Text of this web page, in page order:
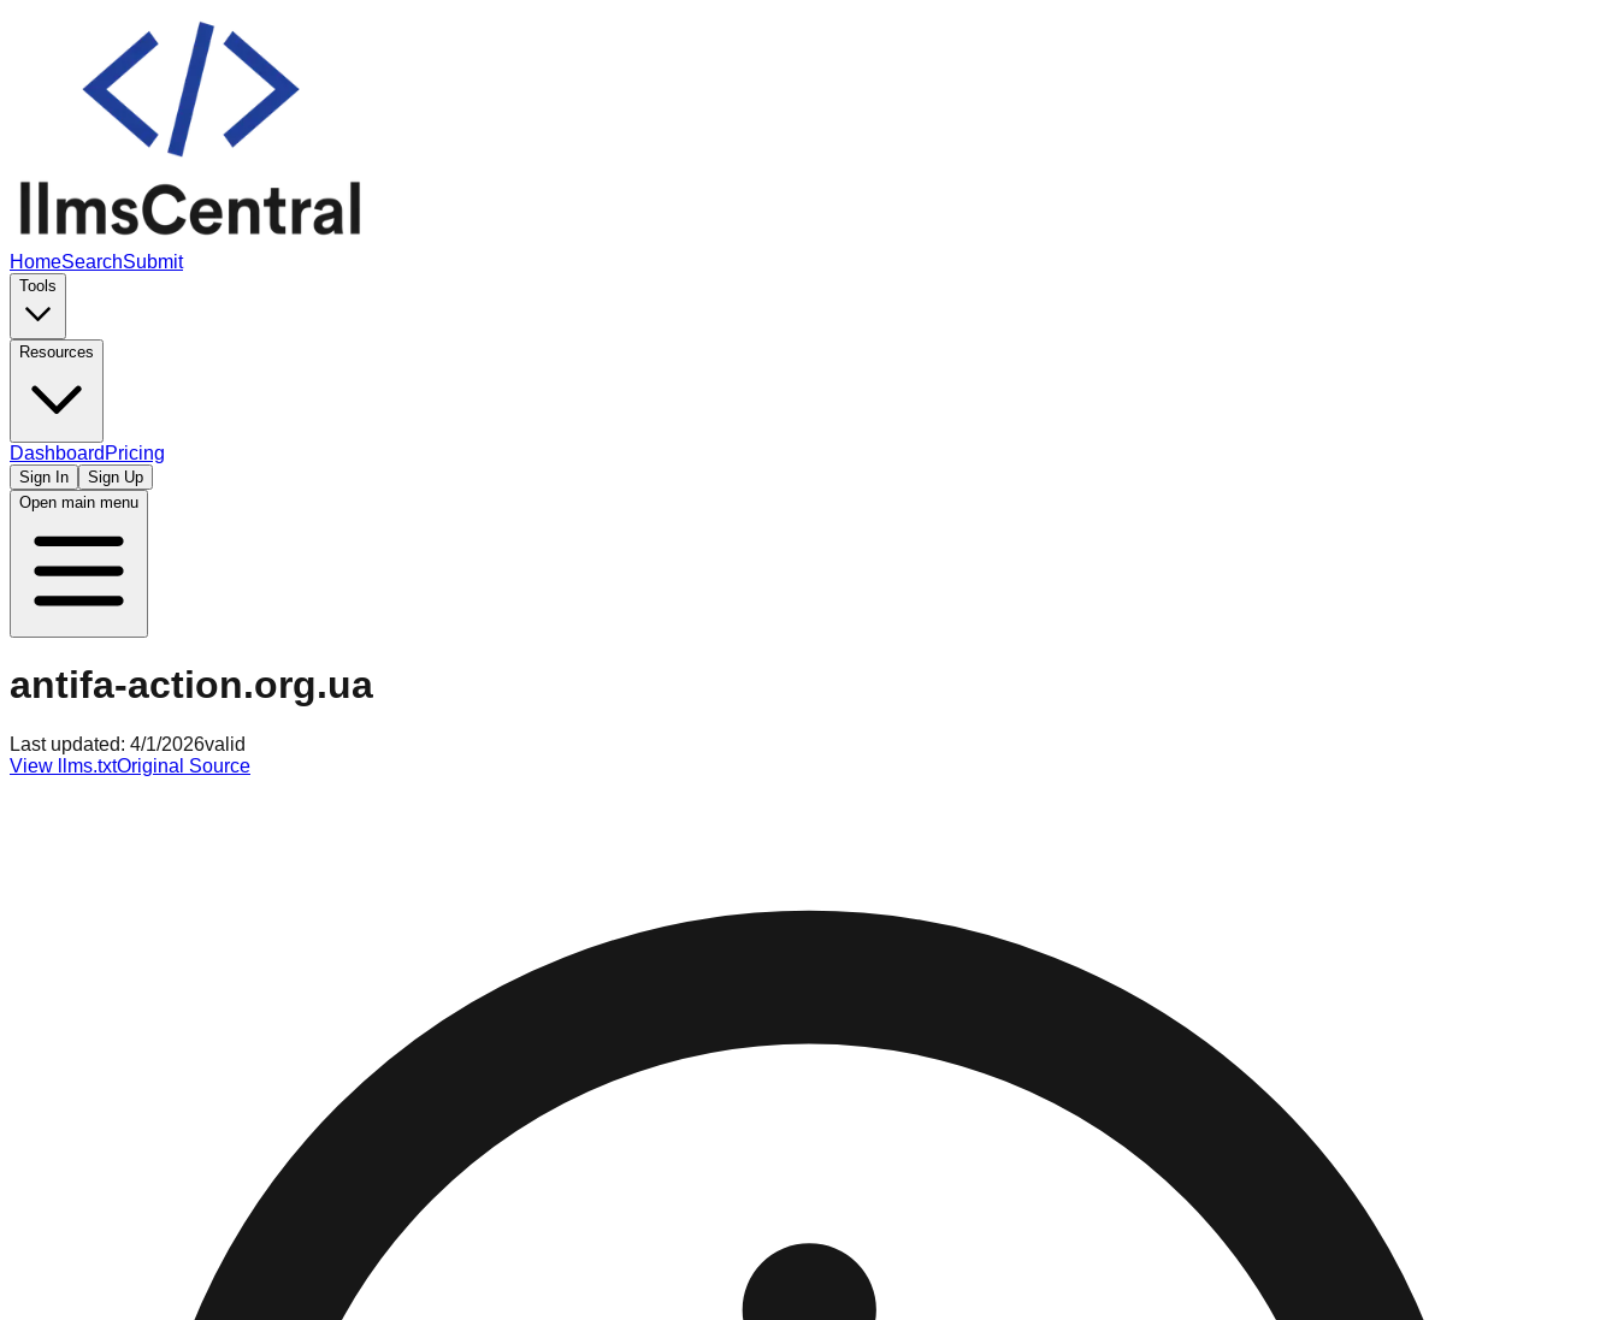
HomeSearchSubmit
Tools
Resources
Dashboard Pricing
Sign In
Sign Up
Open main menu
antifa-action.org.ua
Last updated: 4/1/2026valid
View llms.txtOriginal Source